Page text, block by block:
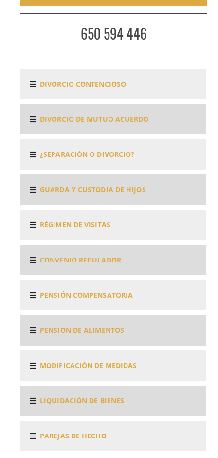
650 594 446
DIVORCIO CONTENCIOSO
DIVORCIO DE MUTUO ACUERDO
¿SEPARACIÓN O DIVORCIO?
GUARDA Y CUSTODIA DE HIJOS
RÉGIMEN DE VISITAS
CONVENIO REGULADOR
PENSIÓN COMPENSATORIA
PENSIÓN DE ALIMENTOS
MODIFICACIÓN DE MEDIDAS
LIQUIDACIÓN DE BIENES
PAREJAS DE HECHO